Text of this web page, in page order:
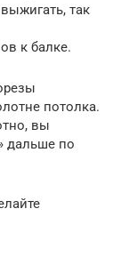
так
к балке.
потолка.
вы
дальше по